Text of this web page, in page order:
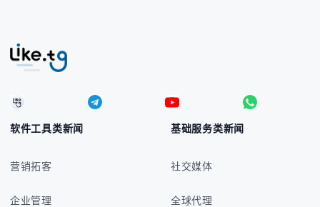
软件工具类新闻
营销拓客
企业管理
基础服务类新闻
社交媒体
全球代理